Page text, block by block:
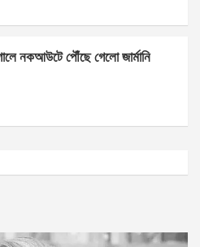
নকআউটে পৌঁছে গেলো জার্মানি